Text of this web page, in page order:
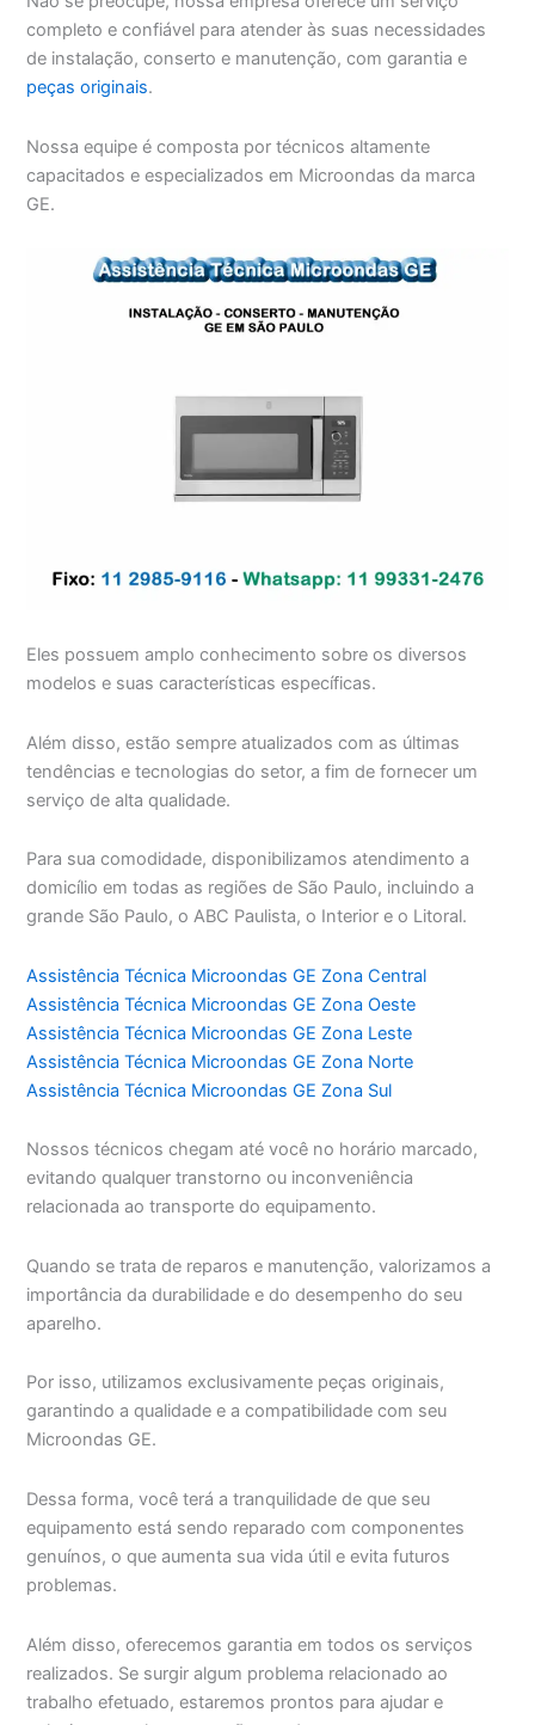
completo e confiável para atender às suas necessidades
de instalação, conserto e manutenção, com garantia e
peças originais.
Nossa equipe é composta por técnicos altamente
capacitados e especializados em Microondas da marca
GE.
Eles possuem amplo conhecimento sobre os diversos
modelos e suas características específicas.
Além disso, estão sempre atualizados com as últimas
tendências e tecnologias do setor, a fim de fornecer um
serviço de alta qualidade.
Para sua comodidade, disponibilizamos atendimento a
domicílio em todas as regiões de São Paulo, incluindo a
grande São Paulo, o ABC Paulista, o Interior e o Litoral.
Assistência Técnica Microondas GE Zona Central
Assistência Técnica Microondas GE Zona Oeste
Assistência Técnica Microondas GE Zona Leste
Assistência Técnica Microondas GE Zona Norte
Assistência Técnica Microondas GE Zona Sul
Nossos técnicos chegam até você no horário marcado,
evitando qualquer transtorno ou inconveniência
relacionada ao transporte do equipamento.
Quando se trata de reparos e manutenção, valorizamos a
importância da durabilidade e do desempenho do seu
aparelho.
Por isso, utilizamos exclusivamente peças originais,
garantindo a qualidade e a compatibilidade com seu
Microondas GE.
Dessa forma, você terá a tranquilidade de que seu
equipamento está sendo reparado com componentes
genuínos, o que aumenta sua vida útil e evita futuros
problemas.
Além disso, oferecemos garantia em todos os serviços
realizados. Se surgir algum problema relacionado ao
trabalho efetuado, estaremos prontos para ajudar e